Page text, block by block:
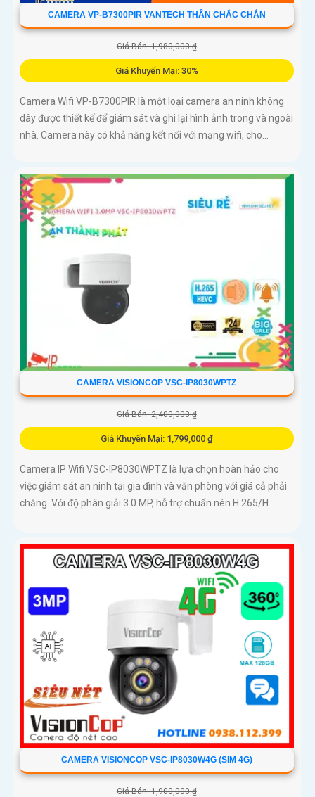
CAMERA VP-B7300PIR VANTECH THÂN CHẮC CHẮN
Giá Bán: 1,980,000 ₫
Giá Khuyến Mại: 30%
Camera Wifi VP-B7300PIR là một loại camera an ninh không
dây được thiết kế để giám sát và ghi lại hình ảnh trong và ngoài
nhà. Camera này có khả năng kết nối với mạng wifi, cho...
CAMERA VISIONCOP VSC-IP8030WPTZ
Giá Bán: 2,400,000 ₫
Giá Khuyến Mại: 1,799,000 ₫
Camera IP Wifi VSC-IP8030WPTZ là lựa chọn hoàn hảo cho
việc giám sát an ninh tại gia đình và văn phòng với giá cả phải
chăng. Với độ phân giải 3.0 MP, hỗ trợ chuẩn nén H.265/H
CAMERA VISIONCOP VSC-IP8030W4G (SIM 4G)
Giá Bán: 1,900,000 ₫